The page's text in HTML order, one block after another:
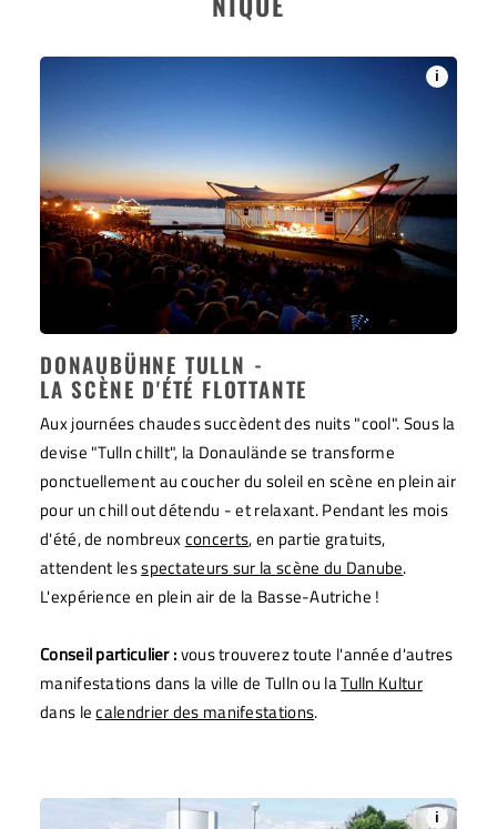
i
DONAUBÜHNE TULLN -
LA SCÈNE D'ÉTÉ FLOTTANTE
Aux journées chaudes succèdent des nuits "cool". Sous la
devise "Tulln chillt", la Donaulände se transforme
ponctuellement au coucher du soleil en scène en plein air
pour un chill out détendu - et relaxant. Pendant les mois
d'été, de nombreuxconcerts, en partie gratuits,
attendent lesspectateurs sur la scène du Danube.
L'expérience en plein air de la Basse-Autriche !
Conseil particulier :vous trouverez toute l'année d'autres
manifestations dans la ville de Tulln ou laTulln Kultur
dans lecalendrier des manifestations.
i